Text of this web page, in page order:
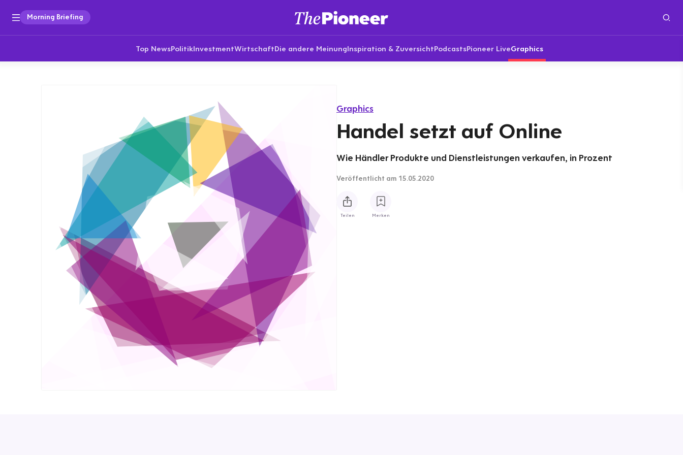
Morning Briefing
Top NewsPolitikInvestmentWirtschaftDie andere MeinungInspiration & ZuversichtPodcastsPioneer LiveGraphics
Graphics
Handel setzt auf Online
Wie Händler Produkte und Dienstleistungen verkaufen, in Prozent
Veröffentlicht am 15.05.2020
Teilen Merken